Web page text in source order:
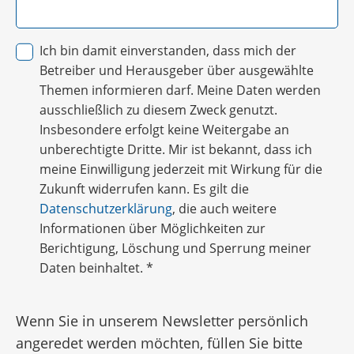
Ich bin damit einverstanden, dass mich der
Betreiber und Herausgeber über ausgewählte
Themen informieren darf. Meine Daten werden
ausschließlich zu diesem Zweck genutzt.
Insbesondere erfolgt keine Weitergabe an
unberechtigte Dritte. Mir ist bekannt, dass ich
meine Einwilligung jederzeit mit Wirkung für die
Zukunft widerrufen kann. Es gilt die
Datenschutzerklärung, die auch weitere
Informationen über Möglichkeiten zur
Berichtigung, Löschung und Sperrung meiner
Daten beinhaltet. *
Wenn Sie in unserem Newsletter persönlich
angeredet werden möchten, füllen Sie bitte